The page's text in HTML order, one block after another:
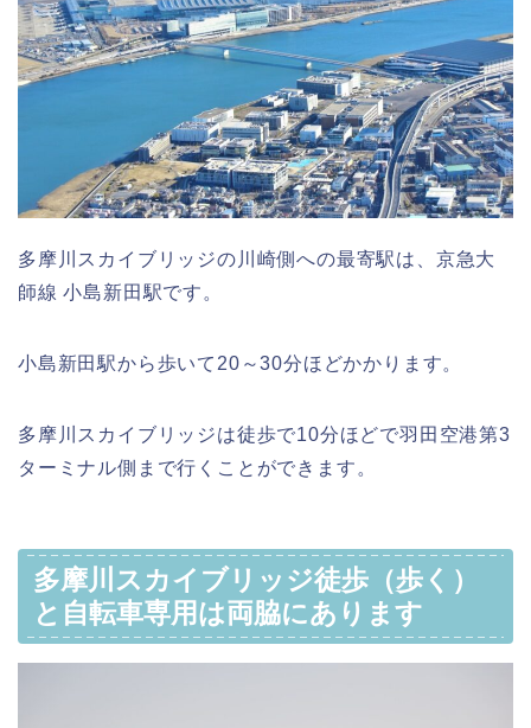
多摩川スカイブリッジの川崎側への最寄駅は、京急大
師線 小島新田駅です。
小島新田駅から歩いて20～30分ほどかかります。
多摩川スカイブリッジは徒歩で10分ほどで羽田空港第3
ターミナル側まで行くことができます。
多摩川スカイブリッジ徒歩（歩く）
と自転車専用は両脇にあります